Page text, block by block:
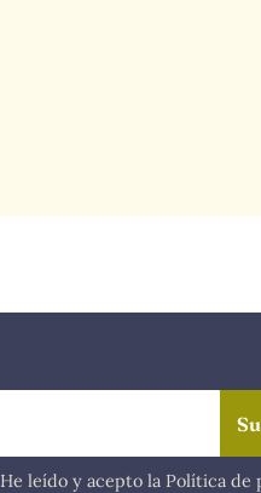
He leído y acepto la Política de